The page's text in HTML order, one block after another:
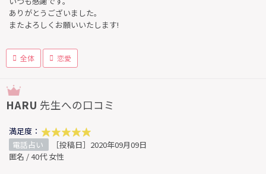
ありがとうございました。
またよろしくお願いいたします!
全体 恋愛
HARU 先生への口コミ
満足度：
電話占い
［投稿日］2020年09月09日
匿名 / 40代 女性